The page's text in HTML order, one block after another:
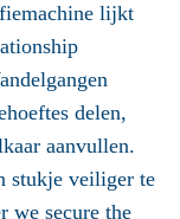
lijkt
delen,
aanvullen.
stukje veiliger te
we secure the